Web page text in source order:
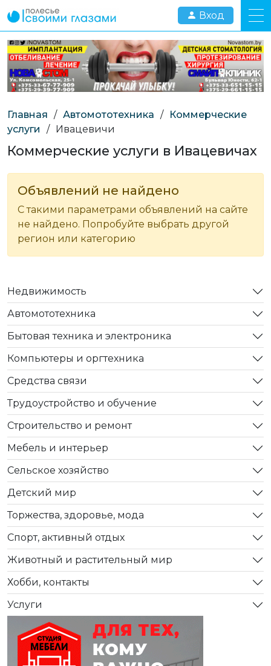
Вход
Главная / Автомототехника /
Коммерческие
услуги
/ Ивацевичи
Коммерческие услуги в Ивацевичах
Объявлений не найдено
С такими параметрами объявлений на сайте
не найдено. Попробуйте выбрать другой
регион или категорию
Недвижимость
Автомототехника
Бытовая техника и электроника
Компьютеры и оргтехника
Средства связи
Трудоустройство и обучение
Строительство и ремонт
Мебель и интерьер
Сельское хозяйство
Детский мир
Торжества, здоровье, мода
Спорт, активный отдых
Животный и растительный мир
Хобби, контакты
Услуги